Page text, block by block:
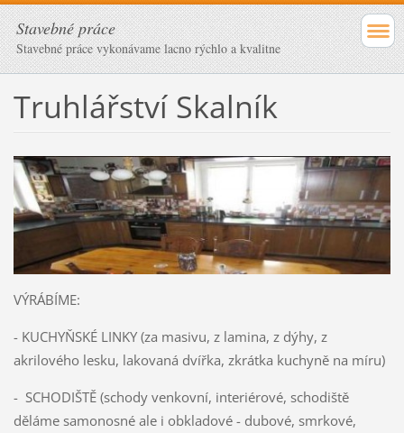
Stavebné práce
Stavebné práce vykonávame lacno rýchlo a kvalitne
Truhlářství Skalník
VÝRÁBÍME:
- KUCHYŇSKÉ LINKY (za masivu, z lamina, z dýhy, z
akrilového lesku, lakovaná dvířka, zkrátka kuchyně na míru)
- SCHODIŠTĚ (schody venkovní, interiérové, schodiště
děláme samonosné ale i obkladové - dubové, smrkové,